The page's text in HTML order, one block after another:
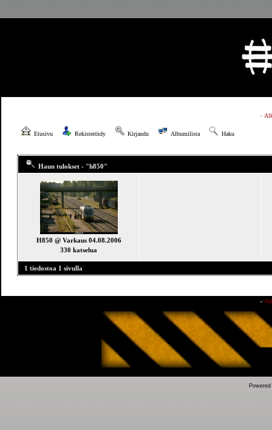
»
Etusivu Rekisteröidy Kirjaudu Albumilista Haku
Haun tulokset - "h850"
H850 @ Varkaus 04.08.2006
330 katselua
1 tiedostoa 1 sivulla
»